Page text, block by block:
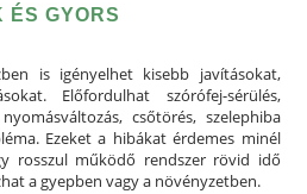
ÉS GYORS
is igényelhet kisebb javításokat,
Előfordulhat szórófej-sérülés,
csőtörés, szelephiba
Ezeket a hibákat érdemes minél
rosszul működő rendszer rövid idő
a gyepben vagy a növényzetben.